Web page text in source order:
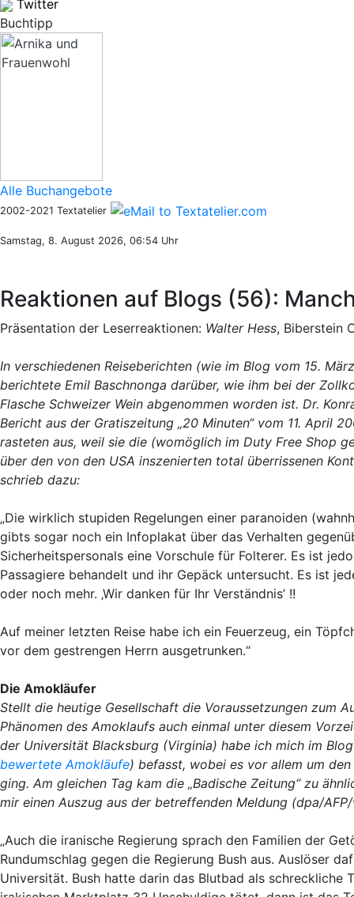
Twitter
Buchtipp
Alle Buchangebote
2002-2021 Textatelier
Samstag, 8. August 2026, 06:54 Uhr
Reaktionen auf Blogs (56):
Präsentation der Leserreaktionen: Walter Hess, Biberstein
In verschiedenen Reiseberichten (wie im Blog vom 15.
berichtete Emil Baschnonga darüber, wie ihm bei der
Flasche Schweizer Wein abgenommen worden ist. Dr.
Bericht aus der Gratiszeitung „20 Minuten“ vom 11. April
rasteten aus, weil sie die (womöglich im Duty Free Shop
über den von den USA inszenierten total überrissenen
schrieb dazu:
„Die wirklich stupiden Regelungen einer paranoiden
gibts sogar noch ein Infoplakat über das Verhalten
Sicherheitspersonals eine Vorschule für Folterer. Es ist
Passagiere behandelt und ihr Gepäck untersucht. Es ist
oder noch mehr. ‚Wir danken für Ihr Verständnis’ !!
Auf meiner letzten Reise habe ich ein Feuerzeug, ein
vor dem gestrengen Herrn ausgetrunken.“
Die Amokläufer
Stellt die heutige Gesellschaft die Voraussetzungen zum
Phänomen des Amoklaufs auch einmal unter diesem
der Universität Blacksburg (Virginia) habe ich mich im
bewertete Amokläufe) befasst, wobei es vor allem um
ging. Am gleichen Tag kam die „Badische Zeitung“ zu
mir einen Auszug aus der betreffenden Meldung (dpa/
„Auch die iranische Regierung sprach den Familien der
Rundumschlag gegen die Regierung Bush aus. Auslöser
Universität. Bush hatte darin das Blutbad als schreckliche